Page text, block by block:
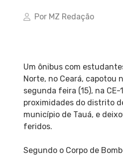
Por MZ Redação
Um ônibus com
Norte, no Ceará, capotou
segunda feira (15), na CE-
proximidades do distrito
município de Tauá, e
feridos.
Segundo o Corpo de